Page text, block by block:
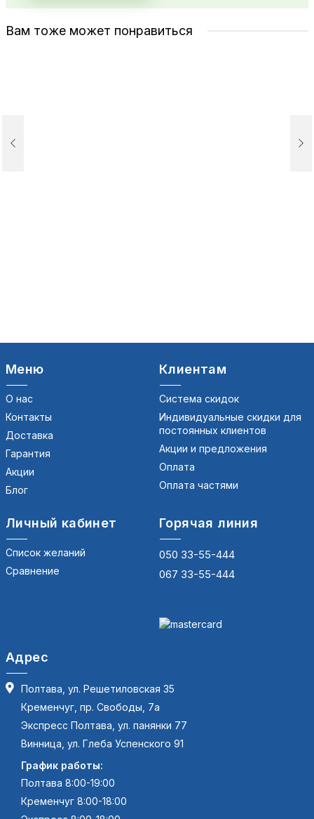
Вам тоже может понравиться
Меню
О нас
Контакты
Доставка
Гарантия
Акции
Блог
Клиентам
Система скидок
Индивидуальные скидки для
постоянных клиентов
Акции и предложения
Оплата
Оплата частями
Личный кабинет
Список желаний
Сравнение
Горячая линия
050 33-55-444
067 33-55-444
Адрес
Полтава, ул. Решетиловская 35
Кременчуг, пр. Свободы, 7а
Экспресс Полтава, ул. панянки 77
Винница, ул. Глеба Успенского 91
График работы:
Полтава 8:00-19:00
Кременчуг 8:00-18:00